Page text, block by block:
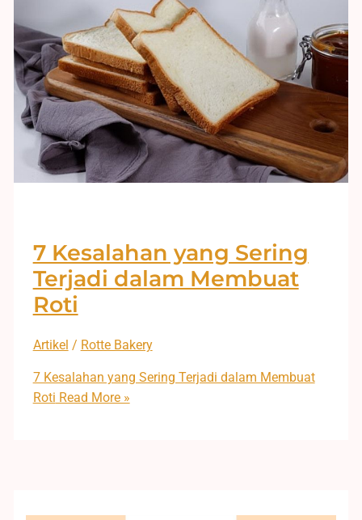
7 Kesalahan yang Sering
Terjadi dalam Membuat
Roti
Artikel / Rotte Bakery
7 Kesalahan yang Sering Terjadi dalam Membuat
Roti Read More »